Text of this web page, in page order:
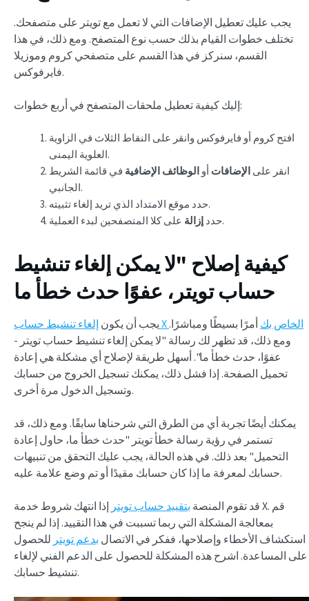
يجب عليك تعطيل الإضافات التي لا تعمل مع تويتر على متصفحك.
تختلف خطوات القيام بذلك حسب نوع المتصفح. ومع ذلك، في هذا
القسم، سنركز في هذا القسم على متصفحي كروم وموزيلا
فايرفوكس.
إليك كيفية تعطيل ملحقات المتصفح في أربع خطوات:
افتح كروم أو فايرفوكس وانقر على النقاط الثلاث في الزاوية
العلوية اليمنى.
انقر على الإضافات أو الوظائف الإضافية في قائمة الشريط
الجانبي.
حدد موقع الامتداد الذي تريد إلغاء تثبيته.
حدد إزالة على كلا المتصفحين لبدء العملية.
كيفية إصلاح "لا يمكن إلغاء تنشيط
حساب تويتر، عفوًا حدث خطأ ما
يجب أن يكون إلغاء تنشيط حساب X الخاص بك أمرًا بسيطًا ومباشرًا.
ومع ذلك، قد تظهر لك رسالة "لا يمكن إلغاء تنشيط حساب تويتر -
عفوًا، حدث خطأ ما". أسهل طريقة لإصلاح أي مشكلة هي إعادة
تحميل الصفحة. إذا فشل ذلك، يمكنك تسجيل الخروج من حسابك
وتسجيل الدخول مرة أخرى.
يمكنك أيضًا تجربة أي من الطرق التي شرحناها سابقًا. ومع ذلك، قد
تستمر في رؤية رسالة خطأ تويتر "حدث خطأ ما، حاول إعادة
التحميل" بعد ذلك. في هذه الحالة، يجب عليك التحقق من تنبيهات
حسابك لمعرفة ما إذا كان حسابك مقيدًا أو تم وضع علامة عليه.
قد تقوم المنصة بتقييد حساب تويتر إذا انتهك شروط خدمة X. قم
بمعالجة المشكلة التي ربما تسببت في هذا التقييد. إذا لم ينجح
استكشاف الأخطاء وإصلاحها، ففكر في الاتصال بدعم تويتر للحصول
على المساعدة. اشرح هذه المشكلة للحصول على الدعم الفني لإلغاء
تنشيط حسابك.